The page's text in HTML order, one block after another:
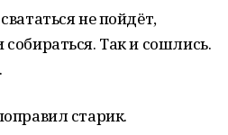
не пойдёт,
Так и сошлись.
старик.